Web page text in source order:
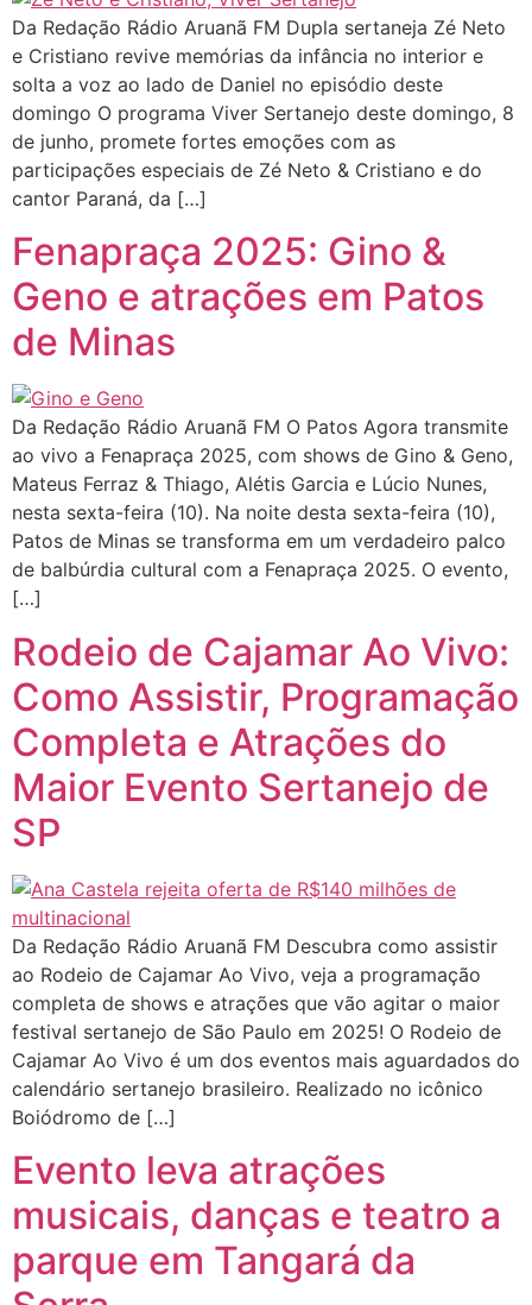
Da Redação Rádio Aruanã FM Dupla sertaneja Zé Neto
e Cristiano revive memórias da infância no interior e
solta a voz ao lado de Daniel no episódio deste
domingo O programa Viver Sertanejo deste domingo, 8
de junho, promete fortes emoções com as
participações especiais de Zé Neto & Cristiano e do
cantor Paraná, da […]
Fenapraça 2025: Gino &
Geno e atrações em Patos
de Minas
Da Redação Rádio Aruanã FM O Patos Agora transmite
ao vivo a Fenapraça 2025, com shows de Gino & Geno,
Mateus Ferraz & Thiago, Alétis Garcia e Lúcio Nunes,
nesta sexta-feira (10). Na noite desta sexta-feira (10),
Patos de Minas se transforma em um verdadeiro palco
de balbúrdia cultural com a Fenapraça 2025. O evento,
[…]
Rodeio de Cajamar Ao Vivo:
Como Assistir, Programação
Completa e Atrações do
Maior Evento Sertanejo de
SP
Da Redação Rádio Aruanã FM Descubra como assistir
ao Rodeio de Cajamar Ao Vivo, veja a programação
completa de shows e atrações que vão agitar o maior
festival sertanejo de São Paulo em 2025! O Rodeio de
Cajamar Ao Vivo é um dos eventos mais aguardados do
calendário sertanejo brasileiro. Realizado no icônico
Boiódromo de […]
Evento leva atrações
musicais, danças e teatro a
parque em Tangará da